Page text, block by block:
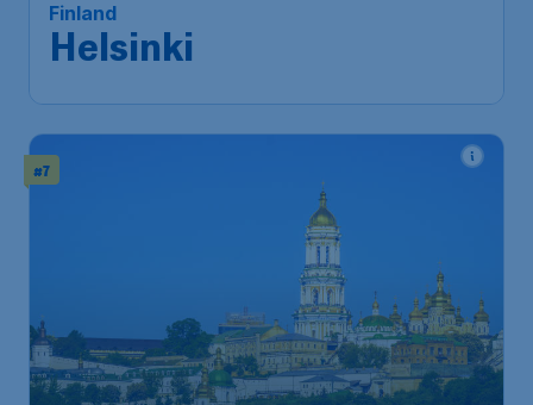
Finland
Helsinki
#7